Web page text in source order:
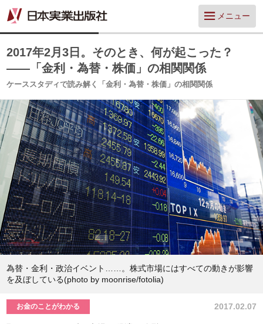
メニュー
2017年2月3日。そのとき、何が起こった？
――「金利・為替・株価」の相関関係
ケーススタディで読み解く「金利・為替・株価」の相関関係
為替・金利・政治イベント……。株式市場にはすべての動きが影響
を及ぼしている(photo by moonrise/fotolia)
2017.02.07
お金のことがわかる